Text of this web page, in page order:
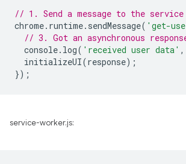
// 1. Send a message to the
chrome. runtime. sendMessage( 'get-
// 3. Got an asynchronous
console. log( 'received user data' ,
initializeUI(response);
});
service-worker.js: